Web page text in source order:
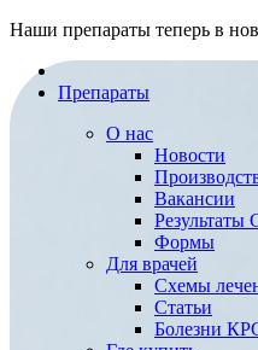
Наши препараты теперь в
Препараты
О нас
Новости
Вакансии
Формы
Для врачей
Схемы
Статьи
Болезни